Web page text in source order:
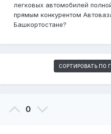
легковых автомобилей
прямым конкурентом
Башкортостане?
СОРТИРОВАТЬ ПО
0